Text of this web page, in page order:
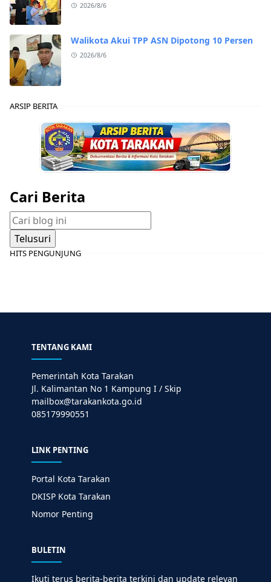
2026/8/6
Walikota Akui TPP ASN Dipotong 10 Persen
2026/8/6
ARSIP BERITA
Cari Berita
HITS PENGUNJUNG
TENTANG KAMI
Pemerintah Kota Tarakan
Jl. Kalimantan No 1 Kampung I / Skip
mailbox@tarakankota.go.id
085179990551
LINK PENTING
Portal Kota Tarakan
DKISP Kota Tarakan
Nomor Penting
BULETIN
Ikuti terus berita-berita terkini dan update relevan